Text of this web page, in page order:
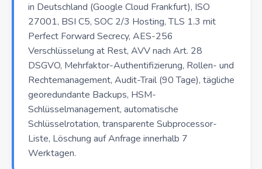
in Deutschland (Google Cloud Frankfurt), ISO
27001, BSI C5, SOC 2/3 Hosting, TLS 1.3 mit
Perfect Forward Secrecy, AES-256
Verschlüsselung at Rest, AVV nach Art. 28
DSGVO, Mehrfaktor-Authentifizierung, Rollen- und
Rechtemanagement, Audit-Trail (90 Tage), tägliche
georedundante Backups, HSM-
Schlüsselmanagement, automatische
Schlüsselrotation, transparente Subprocessor-
Liste, Löschung auf Anfrage innerhalb 7
Werktagen.